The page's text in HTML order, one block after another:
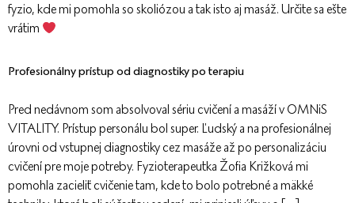
fyzio, kde mi pomohla so skoliózou a tak isto aj masáž. Určite sa ešte
vrátim
Profesionálny prístup od diagnostiky po terapiu
Pred nedávnom som absolvoval sériu cvičení a masáží v OMNiS
VITALITY. Prístup personálu bol super. Ľudský a na profesionálnej
úrovni od vstupnej diagnostiky cez masáže až po personalizáciu
cvičení pre moje potreby. Fyzioterapeutka Žofia Križková mi
pomohla zacieliť cvičenie tam, kde to bolo potrebné a mäkké